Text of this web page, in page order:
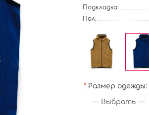
Подкладка:
Пол:
Размер одежды: